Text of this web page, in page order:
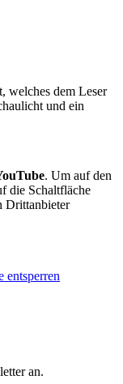
welches dem Leser
und ein
. Um auf den
die Schaltfläche
Drittanbieter
entsperren
an.